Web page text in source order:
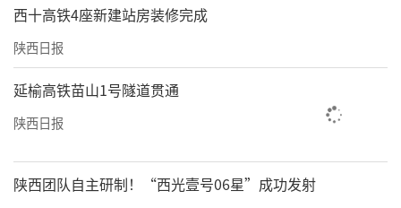
西十高铁4座新建站房装修完成
陕西日报
延榆高铁苗山1号隧道贯通
陕西日报
陕西团队自主研制！“西光壹号06星”成功发射